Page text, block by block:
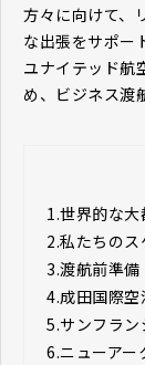
方々に向けて、
な出張をサポー
ユナイテッド航
め、ビジネス渡
1.世界的な大
2.私たちのス
3.渡航前準備
4.成田国際空
5.サンフラ
6.ニューア